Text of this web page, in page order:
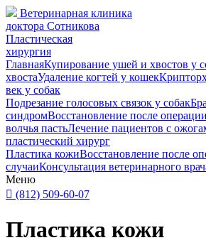
Ветеринарная клиника
доктора Сотникова
Пластическая
хирургия
ГлавнаяКупирование ушей и хвостов у
хвостаУдаление когтей у кошек
век у собак
Подрезание голосовых связок у собак
синдромВосстановление после операции
волчья пастьЛечение пациентов с
пластический хирург
Пластика кожиВосстановление после
случаиКонсультация ветеринарного
Меню
 (812) 509-60-07
Пластика кожи